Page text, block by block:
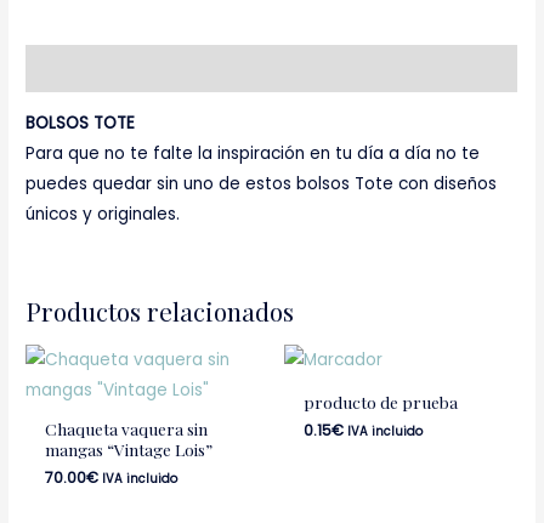
BOLSOS TOTE
Para que no te falte la inspiración en tu día a día no te
puedes quedar sin uno de estos bolsos Tote con diseños
únicos y originales.
Productos relacionados
Chaqueta vaquera sin
mangas “Vintage Lois”
70.00€ IVA incluido
producto de prueba
0.15€ IVA incluido